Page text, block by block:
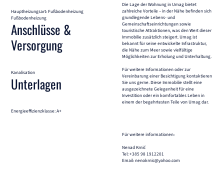
Hauptheizungsart: Fußbodenheizung
Fußbodenheizung
Anschlüsse &
Versorgung
Kanalisation
Unterlagen
Energieeffizienzklasse: A+
Die Lage der Wohnung in Umag bietet
zahlreiche Vorteile – in der Nähe befinden sich
grundlegende Lebens- und
Gemeinschaftseinrichtungen sowie
touristische Attraktionen, was den Wert dieser
Immobilie zusätzlich steigert. Umag ist
bekannt für seine entwickelte Infrastruktur,
die Nähe zum Meer sowie vielfältige
Möglichkeiten zur Erholung und Unterhaltung.
Für weitere Informationen oder zur
Vereinbarung einer Besichtigung kontaktieren
Sie uns gerne. Diese Immobilie stellt eine
ausgezeichnete Gelegenheit für eine
Investition oder ein komfortables Leben in
einem der begehrtesten Teile von Umag dar.
Für weitere informationen:
Nenad Krnić
Tel: +385 98 1912201
Email: nenokrnic@yahoo.com